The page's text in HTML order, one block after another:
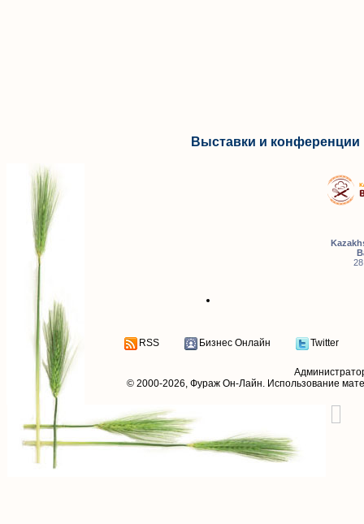
Выставки и конференции
RSS Бизнес Онлайн Twitter
© 2000-2026, Фураж Он-Лайн. Использование